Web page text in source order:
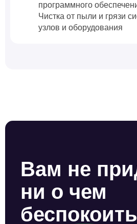
программного
Чистка от пыли и грязи
узлов и оборудования
Вам не
ни о чем